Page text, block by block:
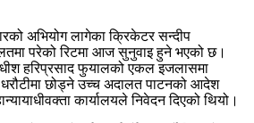
अभियोग लागेका क्रिकेटर सन्दीप
परेको रिटमा आज सुनुवाइ हुने भएको छ।
हरिप्रसाद फुयालको एकल इजलासमा
छोड्ने उच्च अदालत पाटनको आदेश
कार्यालयले निवेदन दिएको थियो।